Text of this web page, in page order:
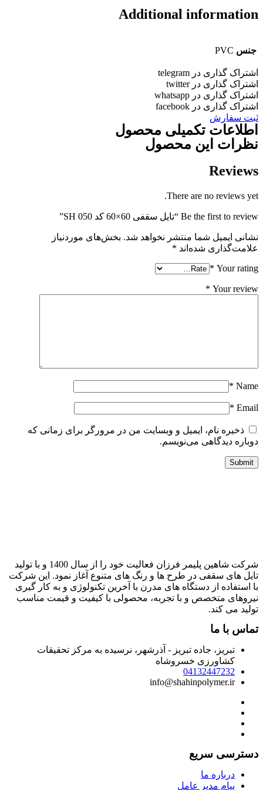
Additional information
جنس PVC
اشتراک گذاری در telegram
اشتراک گذاری در twitter
اشتراک گذاری در whatsapp
اشتراک گذاری در facebook
ثبت سفارش
اطلاعات تکمیلی محصول
نظرات این محصول
Reviews
There are no reviews yet.
Be the first to review “تایل سقفی 60×60 کد SH 050”
نشانی ایمیل شما منتشر نخواهد شد. بخش‌های موردنیاز
علامت‌گذاری شده‌اند*
Your rating
*
Your review
*
Name
*
Email
*
ذخیره نام، ایمیل و وبسایت من در مرورگر برای زمانی که
دوباره دیدگاهی می‌نویسم.
شرکت شاهین پلیمر فرزان فعالیت خود را از سال 1400 و با تولید
تایل های سقفی در طرح ها و رنگ های متنوع آغاز نمود. این شرکت
با استفاده از دستگاه های مدرن با آخرین تکنولوژی و به کار گیری
نیروهای متخصص و با تجربه، محصولی با کیفیت و قیمت مناسب
تولید می کند.
تماس با ما
تبریز، جاده تبریز - آذرشهر، نرسیده به مرکز تحقیقات
کشاورزی خسروشاه
04132447232
info@shahinpolymer.ir
دسترسی سریع
درباره ما
پیام مدیر عامل